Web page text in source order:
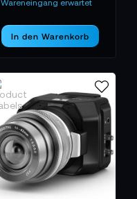
Wareneingang erwartet
In den Warenkorb